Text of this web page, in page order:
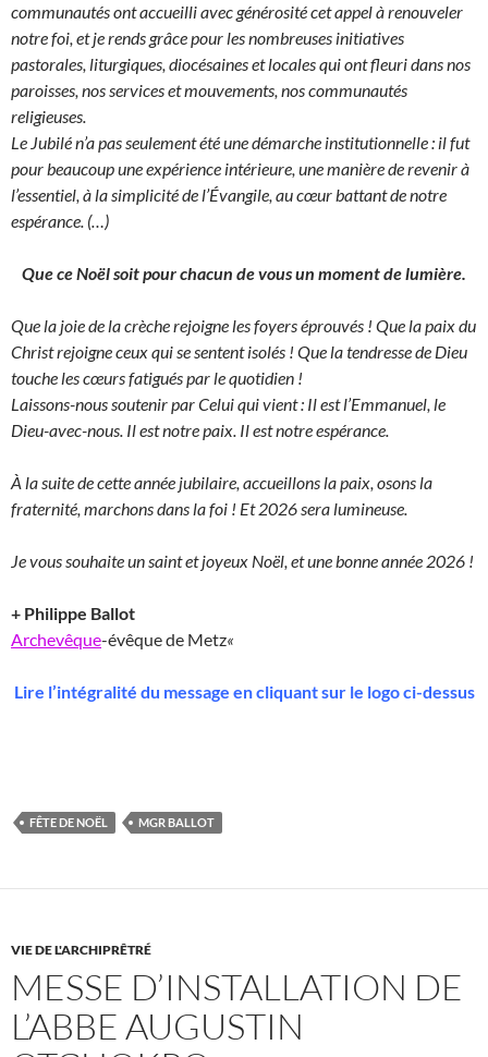
communautés ont accueilli avec générosité cet appel à renouveler
notre foi, et je rends grâce pour les nombreuses initiatives
pastorales, liturgiques, diocésaines et locales qui ont fleuri dans nos
paroisses, nos services et mouvements, nos communautés
religieuses.
Le Jubilé n’a pas seulement été une démarche institutionnelle : il fut
pour beaucoup une expérience intérieure, une manière de revenir à
l’essentiel, à la simplicité de l’Évangile, au cœur battant de notre
espérance. (…)
Que ce Noël soit pour chacun de vous un moment de lumière.
Que la joie de la crèche rejoigne les foyers éprouvés ! Que la paix du
Christ rejoigne ceux qui se sentent isolés ! Que la tendresse de Dieu
touche les cœurs fatigués par le quotidien !
Laissons-nous soutenir par Celui qui vient : Il est l’Emmanuel, le
Dieu-avec-nous. Il est notre paix. Il est notre espérance.
À la suite de cette année jubilaire, accueillons la paix, osons la
fraternité, marchons dans la foi ! Et 2026 sera lumineuse.
Je vous souhaite un saint et joyeux Noël, et une bonne année 2026 !
+ Philippe Ballot
Archevêque-évêque de Metz«
Lire l’intégralité du message en cliquant sur le logo ci-dessus
FÊTE DE NOËL MGR BALLOT
VIE DE L'ARCHIPRÊTRÉ
MESSE D’INSTALLATION DE
L’ABBE AUGUSTIN